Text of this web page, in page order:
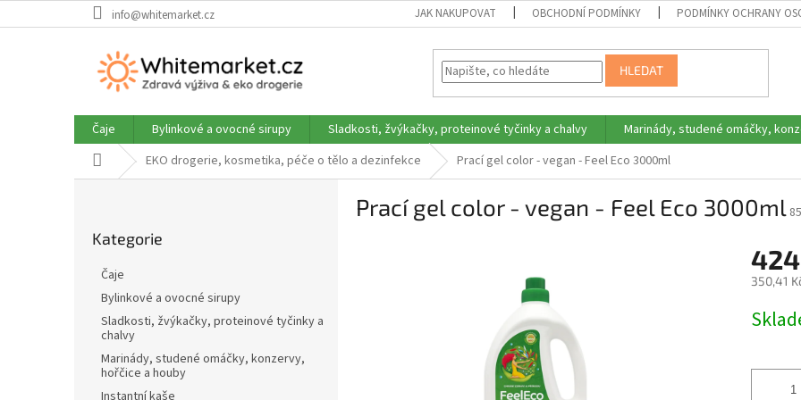
na
info@whitemarket.cz JAK NAKUPOVAT OBCHODNÍ PODMÍNKY PODMÍNKY OCHRANY
HLEDAT
Čaje Bylinkové a ovocné sirupy Sladkosti, žvýkačky, proteinové tyčinky a chalvy Marinády, studené omáčky,
Domů EKO drogerie, kosmetika, péče o tělo a dezinfekce Prací gel color - vegan - Feel Eco 3000ml
kategorie
Kategorie
Čaje
Bylinkové a ovocné sirupy
Sladkosti, žvýkačky, proteinové tyčinky a
chalvy
Marinády, studené omáčky, konzervy,
hořčice a houby
Instantní kaše
Prací gel color - vegan - Feel Eco 3000ml
350,41
cena: